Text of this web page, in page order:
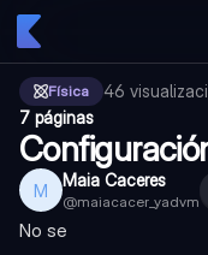
Física 46
7 páginas
M Maia Caceres
@maiacacer_yadvm
No se